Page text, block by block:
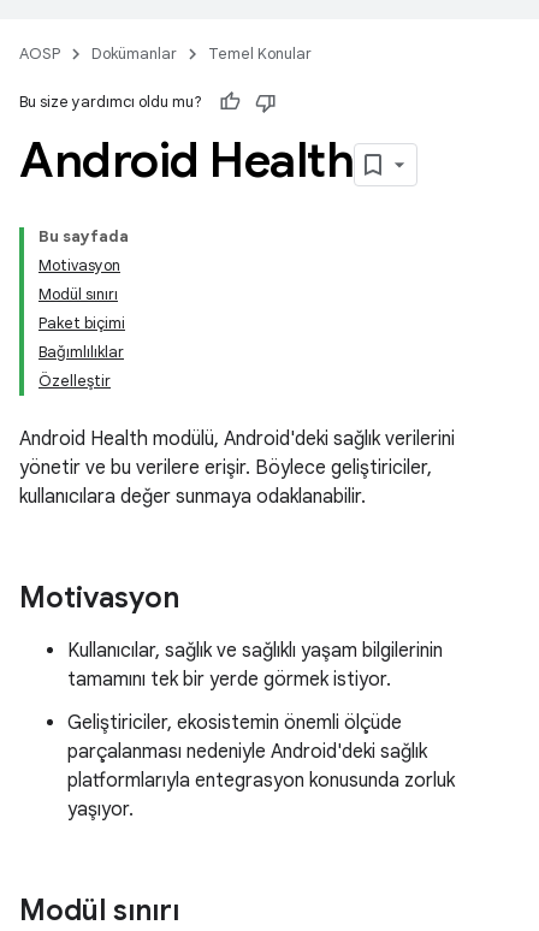
AOSP Dokümanlar Temel Konular
Bu size yardımcı oldu mu?
Android Health
Bu sayfada
Motivasyon
Modül sınırı
Paket biçimi
Bağımlılıklar
Özelleştir
Android Health modülü, Android'deki sağlık verilerini
yönetir ve bu verilere erişir. Böylece geliştiriciler,
kullanıcılara değer sunmaya odaklanabilir.
Motivasyon
Kullanıcılar, sağlık ve sağlıklı yaşam bilgilerinin
tamamını tek bir yerde görmek istiyor.
Geliştiriciler, ekosistemin önemli ölçüde
parçalanması nedeniyle Android'deki sağlık
platformlarıyla entegrasyon konusunda zorluk
yaşıyor.
Modül sınırı